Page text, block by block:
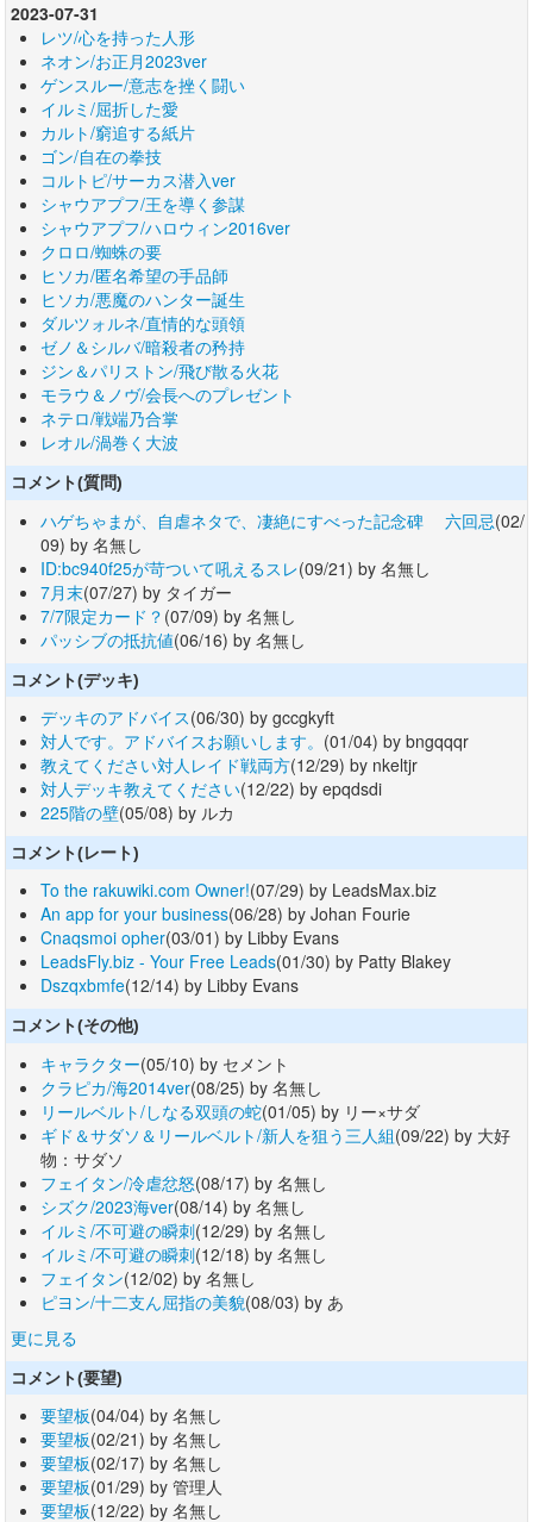
2023-07-31
レツ/心を持った人形
ネオン/お正月2023ver
ゲンスルー/意志を挫く闘い
イルミ/屈折した愛
カルト/窮追する紙片
ゴン/自在の拳技
コルトピ/サーカス潜入ver
シャウアプフ/王を導く参謀
シャウアプフ/ハロウィン2016ver
クロロ/蜘蛛の要
ヒソカ/匿名希望の手品師
ヒソカ/悪魔のハンター誕生
ダルツォルネ/直情的な頭領
ゼノ＆シルバ/暗殺者の矜持
ジン＆パリストン/飛び散る火花
モラウ＆ノヴ/会長へのプレゼント
ネテロ/戦端乃合掌
レオル/渦巻く大波
コメント(質問)
ハゲちゃまが、自虐ネタで、凄絶にすべった記念碑 六回忌(02/
09) by 名無し
ID:bc940f25が苛ついて吼えるスレ(09/21) by 名無し
7月末(07/27) by タイガー
7/7限定カード？ (07/09) by 名無し
パッシブの抵抗値(06/16) by 名無し
コメント(デッキ)
デッキのアドバイス(06/30) by gccgkyft
対人です。アドバイスお願いします。 (01/04) by bngqqqr
教えてください対人レイド戦両方(12/29) by nkeltjr
対人デッキ教えてください(12/22) by epqdsdi
225階の壁(05/08) by ルカ
コメント(レート)
To the rakuwiki.com Owner!(07/29) by LeadsMax.biz
An app for your business(06/28) by Johan Fourie
Cnaqsmoi opher(03/01) by Libby Evans
LeadsFly.biz - Your Free Leads(01/30) by Patty Blakey
Dszqxbmfe(12/14) by Libby Evans
コメント(その他)
キャラクター(05/10) by セメント
クラピカ/海2014ver(08/25) by 名無し
リールベルト/しなる双頭の蛇(01/05) by リー×サダ
ギド＆サダソ＆リールベルト/新人を狙う三人組(09/22) by 大好
物：サダソ
フェイタン/冷虐忿怒(08/17) by 名無し
シズク/2023海ver(08/14) by 名無し
イルミ/不可避の瞬刺(12/29) by 名無し
イルミ/不可避の瞬刺(12/18) by 名無し
フェイタン(12/02) by 名無し
ピヨン/十二支ん屈指の美貌(08/03) by あ
更に見る
コメント(要望)
要望板(04/04) by 名無し
要望板(02/21) by 名無し
要望板(02/17) by 名無し
要望板(01/29) by 管理人
要望板(12/22) by 名無し